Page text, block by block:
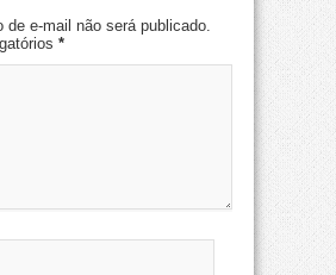
de e-mail não será publicado.
*